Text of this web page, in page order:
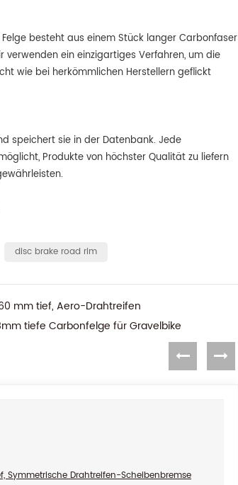
besteht aus einem Stück langer Carbonfaser
verwenden ein einzigartiges Verfahren, um die
wie bei herkömmlichen Herstellern geflickt
speichert sie in der Datenbank. Jede
Produkte von höchster Qualität zu liefern
disc brake road rim
mm tief, Aero-Drahtreifen
tiefe Carbonfelge für Gravelbike
Symmetrische Drahtreifen-Scheibenbremse